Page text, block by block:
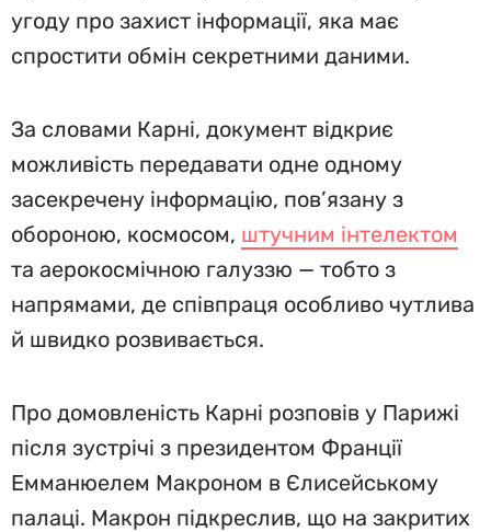
угоду про захист інформації, яка має
спростити обмін секретними даними.
За словами Карні, документ відкриє
можливість передавати одне одному
засекречену інформацію, пов’язану з
обороною, космосом, штучним інтелектом
та аерокосмічною галуззю — тобто з
напрямами, де співпраця особливо чутлива
й швидко розвивається.
Про домовленість Карні розповів у Парижі
після зустрічі з президентом Франції
Емманюелем Макроном в Єлисейському
палаці. Макрон підкреслив, що на закритих